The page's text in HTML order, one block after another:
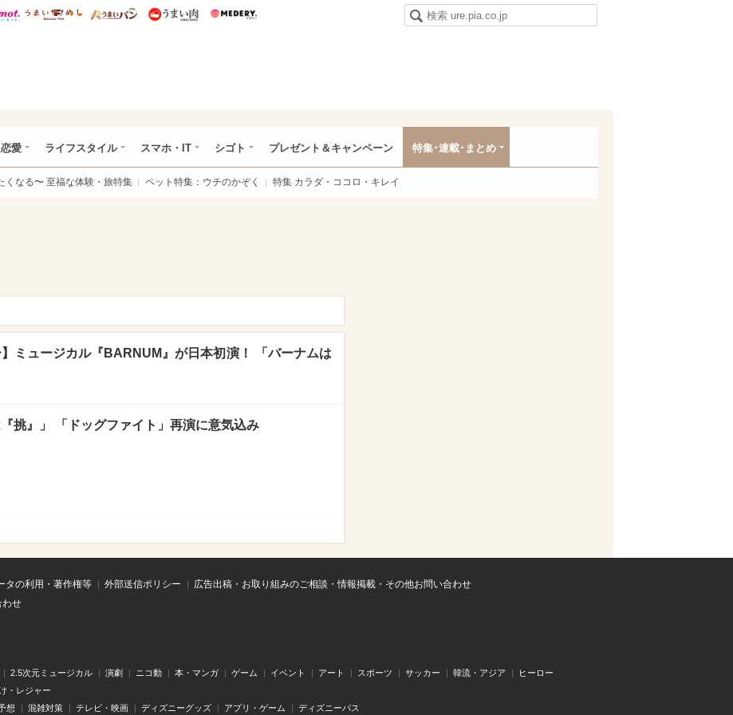
あ総研 ディズニー特集
mimot. うまいめし うまいパン うまい肉
恋愛 ライフスタイル スマホ・IT シゴト プレゼント＆キャンペーン 特集･連載･まとめ
くなる〜 至福な体験・旅特集 ペット特集：ウチのかぞく 特集 カラダ・ココロ・キレイ
】ミュージカル『BARNUM』が日本初演！ 「バーナムは
挑』」 「ドッグファイト」再演に意気込み
タの利用・著作権等 外部送信ポリシー
広告出稿・お取り組みのご相談・情報掲載・その他お問い合わせ
わせ
2.5次元ミュージカル 演劇 ニコ動 本・マンガ ゲーム イベント アート スポーツ サッカー 韓流・アジア ヒーロー
・レジャー
想 混雑対策 テレビ・映画 ディズニーグッズ アプリ・ゲーム ディズニーパス